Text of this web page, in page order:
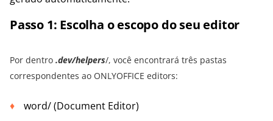
Passo 1: Escolha o escopo do seu editor
Por dentro .dev/helpers/, você encontrará três pastas
correspondentes ao ONLYOFFICE editors:
word/ (Document Editor)